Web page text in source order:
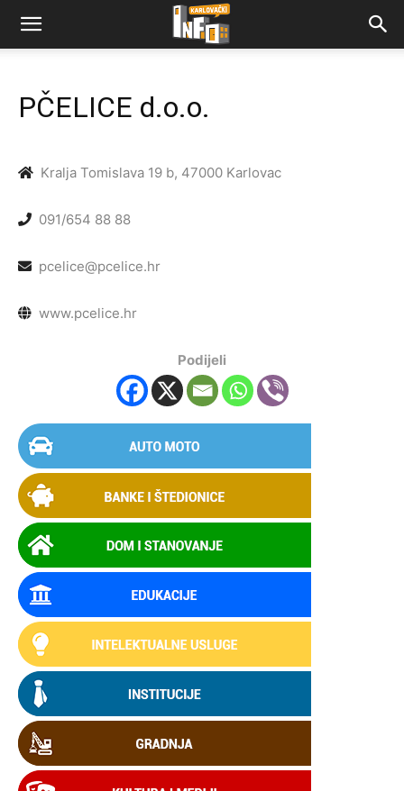
PČELICE d.o.o.
Kralja Tomislava 19 b, 47000 Karlovac
091/654 88 88
pcelice@pcelice.hr
www.pcelice.hr
Podijeli